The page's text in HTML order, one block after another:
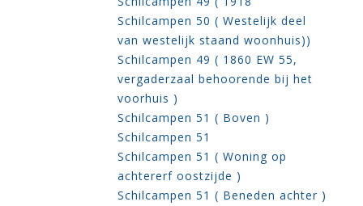
Schilcampen 50 ( Westelijk deel
van westelijk staand woonhuis))
Schilcampen 49 ( 1860 EW 55,
vergaderzaal behoorende bij het
voorhuis )
Schilcampen 51 ( Boven )
Schilcampen 51
Schilcampen 51 ( Woning op
achtererf oostzijde )
Schilcampen 51 ( Beneden achter )